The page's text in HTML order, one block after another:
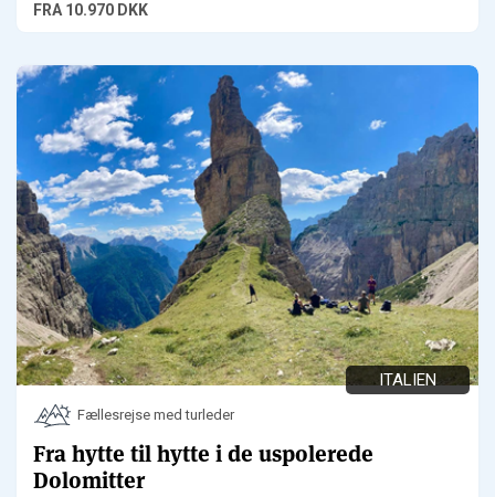
FRA10.970 DKK
ITALIEN
Fællesrejse med turleder
Fra hytte til hytte i de uspolerede
Dolomitter